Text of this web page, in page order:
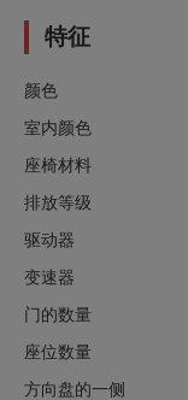
特征
颜色
室内颜色
座椅材料
排放等级
驱动器
变速器
门的数量
座位数量
方向盘的一侧